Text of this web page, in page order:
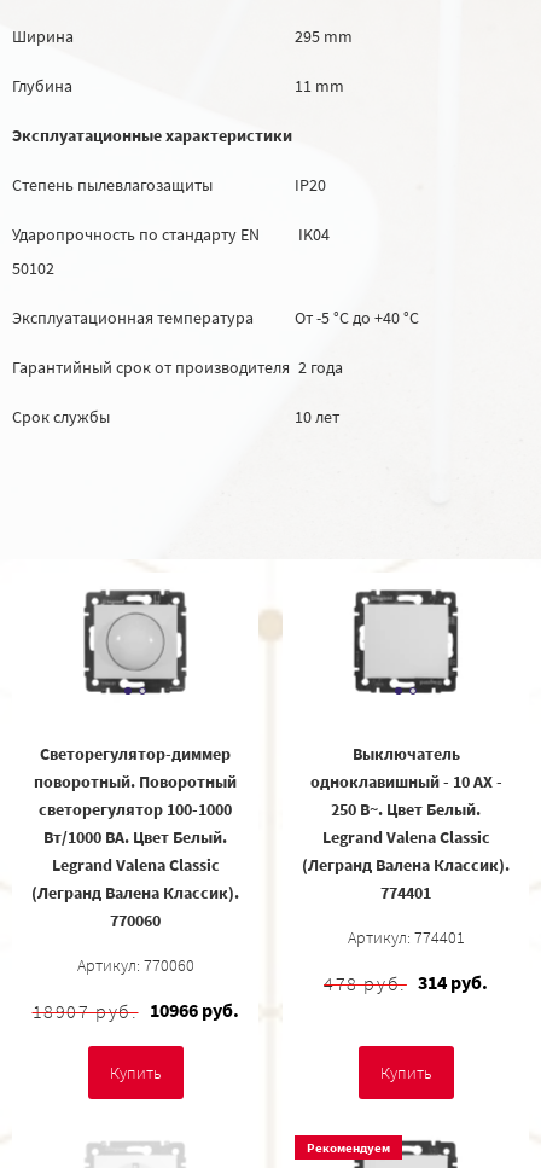
Ширина 295 mm
Глубина 11 mm
Эксплуатационные характеристики
Степень пылевлагозащиты IP20
Ударопрочность по стандарту EN
50102
IK04
Эксплуатационная температура От -5 °C до +40 °C
Гарантийный срок от производителя 2 года
Срок службы 10 лет
Светорегулятор-диммер
поворотный. Поворотный
светорегулятор 100-1000
Вт/1000 ВА. Цвет Белый.
Legrand Valena Classic
(Легранд Валена Классик).
770060
Артикул: 770060
18907 руб. 10966 руб.
Купить
Выключатель
одноклавишный - 10 AX -
250 В~. Цвет Белый.
Legrand Valena Classic
(Легранд Валена Классик).
774401
Артикул: 774401
478 руб. 314 руб.
Купить
Рекомендуем